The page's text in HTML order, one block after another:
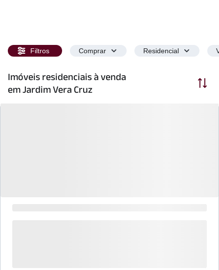
Filtros Comprar Residencial
Imóveis residenciais à venda
em Jardim Vera Cruz
Ordenar